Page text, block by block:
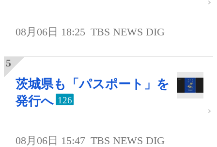
08月06日 18:25 TBS NEWS DIG
茨城県も「パスポート」を
発行へ 126
08月06日 15:47 TBS NEWS DIG